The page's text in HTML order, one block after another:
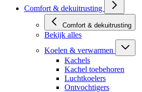
Comfort & dekuitrusting
Comfort & dekuitrusting
Bekijk alles
Koelen & verwarmen
Kachels
Kachel toebehoren
Luchtkoelers
Ontvochtigers